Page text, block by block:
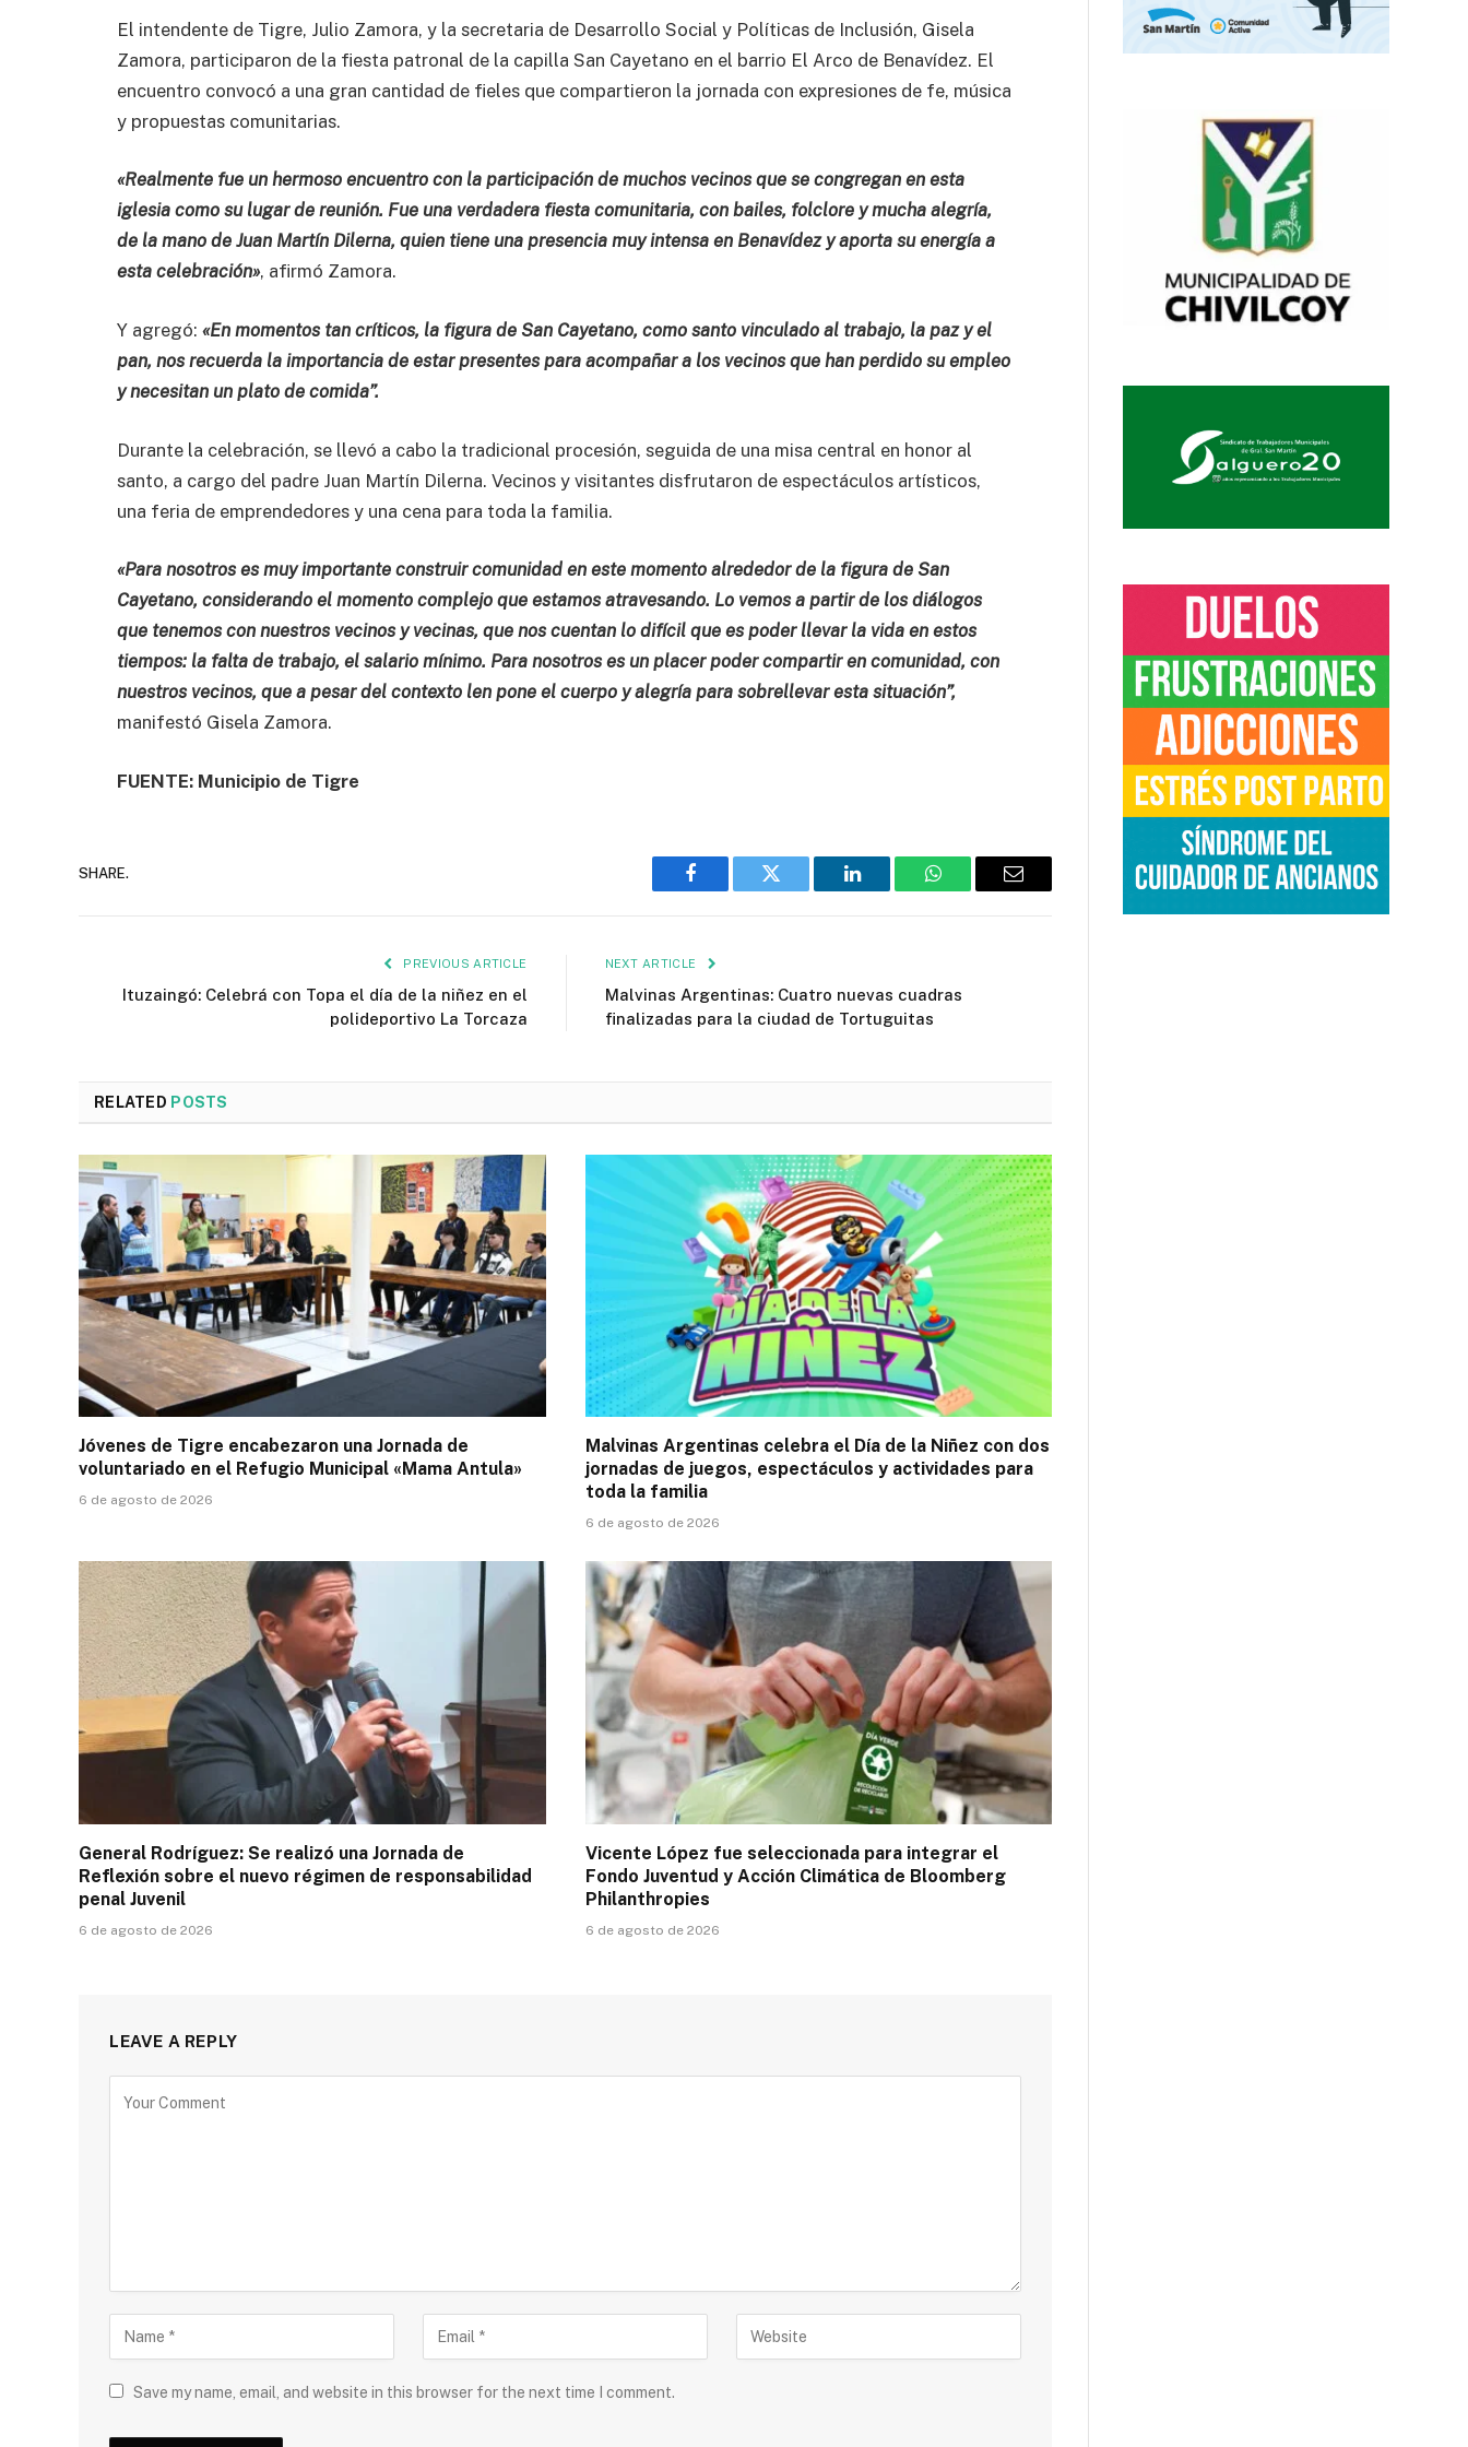
El intendente de Tigre, Julio Zamora, y la secretaria de Desarrollo Social y Políticas de Inclusión, Gisela
Zamora, participaron de la fiesta patronal de la capilla San Cayetano en el barrio El Arco de Benavídez. El
encuentro convocó a una gran cantidad de fieles que compartieron la jornada con expresiones de fe, música
y propuestas comunitarias.
«Realmente fue un hermoso encuentro con la participación de muchos vecinos que se congregan en esta
iglesia como su lugar de reunión. Fue una verdadera fiesta comunitaria, con bailes, folclore y mucha alegría,
de la mano de Juan Martín Dilerna, quien tiene una presencia muy intensa en Benavídez y aporta su energía a
esta celebración», afirmó Zamora.
Y agregó:«En momentos tan críticos, la figura de San Cayetano, como santo vinculado al trabajo, la paz y el
pan, nos recuerda la importancia de estar presentes para acompañar a los vecinos que han perdido su empleo
y necesitan un plato de comida”.
Durante la celebración, se llevó a cabo la tradicional procesión, seguida de una misa central en honor al
santo, a cargo del padre Juan Martín Dilerna. Vecinos y visitantes disfrutaron de espectáculos artísticos,
una feria de emprendedores y una cena para toda la familia.
«Para nosotros es muy importante construir comunidad en este momento alrededor de la figura de San
Cayetano, considerando el momento complejo que estamos atravesando. Lo vemos a partir de los diálogos
que tenemos con nuestros vecinos y vecinas, que nos cuentan lo difícil que es poder llevar la vida en estos
tiempos: la falta de trabajo, el salario mínimo. Para nosotros es un placer poder compartir en comunidad, con
nuestros vecinos, que a pesar del contexto len pone el cuerpo y alegría para sobrellevar esta situación”,
manifestó Gisela Zamora.
FUENTE: Municipio de Tigre
SHARE.
Facebook Twitter LinkedIn WhatsAppEmail
PREVIOUS ARTICLE
Ituzaingó: Celebrá con Topa el día de la niñez en el
polideportivo La Torcaza
NEXT ARTICLE
Malvinas Argentinas: Cuatro nuevas cuadras
finalizadas para la ciudad de Tortuguitas
RELATED POSTS
Jóvenes de Tigre encabezaron una Jornada de
voluntariado en el Refugio Municipal «Mama Antula»
6 de agosto de 2026
Malvinas Argentinas celebra el Día de la Niñez con dos
jornadas de juegos, espectáculos y actividades para
toda la familia
6 de agosto de 2026
General Rodríguez: Se realizó una Jornada de
Reflexión sobre el nuevo régimen de responsabilidad
penal Juvenil
6 de agosto de 2026
Vicente López fue seleccionada para integrar el
Fondo Juventud y Acción Climática de Bloomberg
Philanthropies
6 de agosto de 2026
LEAVE A REPLY
Save my name, email, and website in this browser for the next time I comment.